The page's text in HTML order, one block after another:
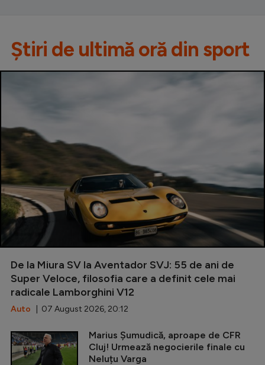
Știri de ultimă oră din sport
De la Miura SV la Aventador SVJ: 55 de ani de
Super Veloce, filosofia care a definit cele mai
radicale Lamborghini V12
Auto | 07 August 2026, 20:12
Marius Șumudică, aproape de CFR
Cluj! Urmează negocierile finale cu
Neluțu Varga